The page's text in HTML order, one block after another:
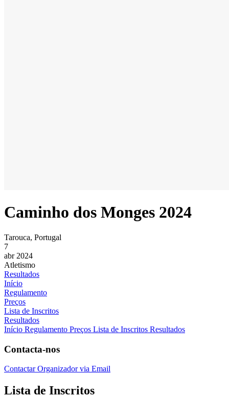
Caminho dos Monges 2024
Tarouca, Portugal
7
abr 2024
Atletismo
Resultados
Início
Regulamento
Preços
Lista de Inscritos
Resultados
Início Regulamento Preços Lista de Inscritos Resultados
Contacta-nos
Contactar Organizador via Email
Lista de Inscritos